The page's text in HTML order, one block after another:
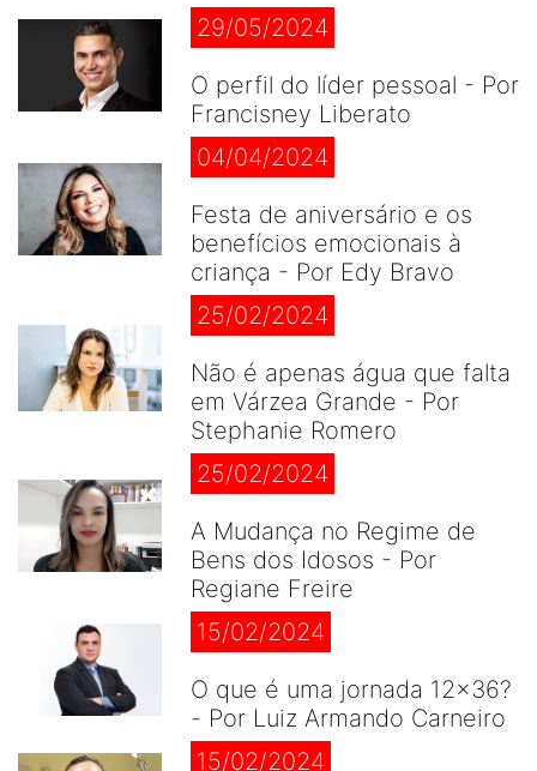
29/05/2024
O perfil do líder pessoal - Por
Francisney Liberato
04/04/2024
Festa de aniversário e os
benefícios emocionais à
criança - Por Edy Bravo
25/02/2024
Não é apenas água que falta
em Várzea Grande - Por
Stephanie Romero
25/02/2024
A Mudança no Regime de
Bens dos Idosos - Por
Regiane Freire
15/02/2024
O que é uma jornada 12×36?
- Por Luiz Armando Carneiro
15/02/2024